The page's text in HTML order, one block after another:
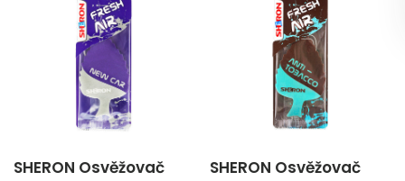
SHERON Osvěžovač
SHERON Osvěžovač